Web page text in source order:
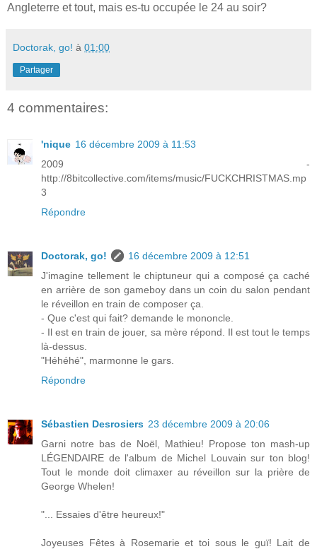
Angleterre et tout, mais es-tu occupée le 24 au soir?
Doctorak, go! à 01:00
Partager
4 commentaires:
'nique 16 décembre 2009 à 11:53
2009 -
http://8bitcollective.com/items/music/FUCKCHRISTMAS.mp
3
Répondre
Doctorak, go!
16 décembre 2009 à 12:51
J'imagine tellement le chiptuneur qui a composé ça caché
en arrière de son gameboy dans un coin du salon pendant
le réveillon en train de composer ça.
- Que c'est qui fait? demande le mononcle.
- Il est en train de jouer, sa mère répond. Il est tout le temps
là-dessus.
"Héhéhé", marmonne le gars.
Répondre
Sébastien Desrosiers 23 décembre 2009 à 20:06
Garni notre bas de Noël, Mathieu! Propose ton mash-up
LÉGENDAIRE de l'album de Michel Louvain sur ton blog!
Tout le monde doit climaxer au réveillon sur la prière de
George Whelen!
"... Essaies d'être heureux!"
Joyeuses Fêtes à Rosemarie et toi sous le guï! Lait de